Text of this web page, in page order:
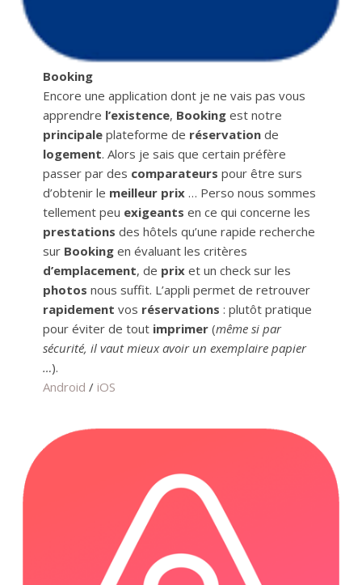
Booking
Encore une application dont je ne vais pas vous
apprendre l’existence, Booking est notre
principale plateforme de réservation de
logement. Alors je sais que certain préfère
passer par des comparateurs pour être surs
d’obtenir le meilleur prix… Perso nous sommes
tellement peu exigeants en ce qui concerne les
prestations des hôtels qu’une rapide recherche
sur Booking en évaluant les critères
d’emplacement, de prix et un check sur les
photos nous suffit. L’appli permet de retrouver
rapidement vos réservations : plutôt pratique
pour éviter de tout imprimer (même si par
sécurité, il vaut mieux avoir un exemplaire papier
…).
Android / iOS